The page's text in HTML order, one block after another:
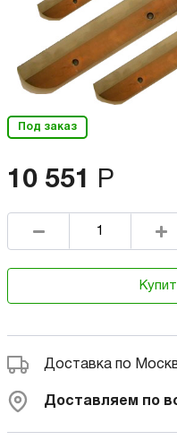
Под заказ
10 551 Р
Доставка по
Доставляем по